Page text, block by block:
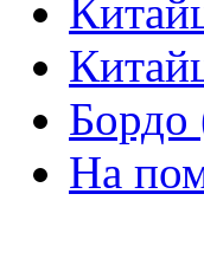
Бордо
На